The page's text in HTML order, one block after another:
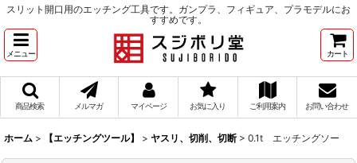
スリット開口用のエッチング工具です。ガンプラ、フィギュア、プラモデルにお
すすめです。
メニュー カート
商品検索 メルマガ マイページ お気に入り ご利用案内 お問い合わせ
ホーム > 【エッチングツール】 > ヤスリ、切削、切断 > 0.1t エッチングソー